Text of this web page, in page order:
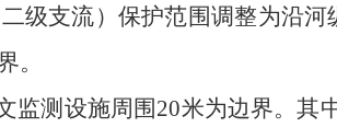
级支流） 保护范围调整为沿河
。
监测设施周围20米为边界。其